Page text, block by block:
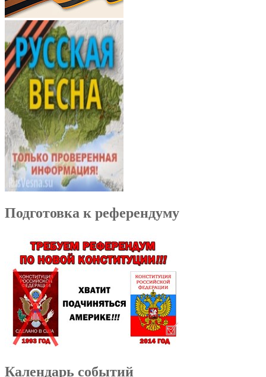
Подготовка к референдуму
Календарь событий